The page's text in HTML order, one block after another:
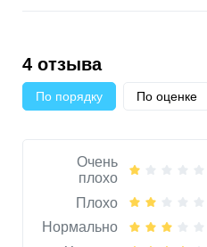
4 отзыва
По порядку По оценке
Очень
плохо
Плохо
Нормально